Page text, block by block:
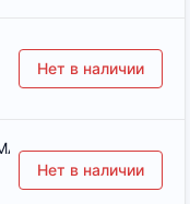
Нет в наличии
Turbocut леска ф
Нет в наличии